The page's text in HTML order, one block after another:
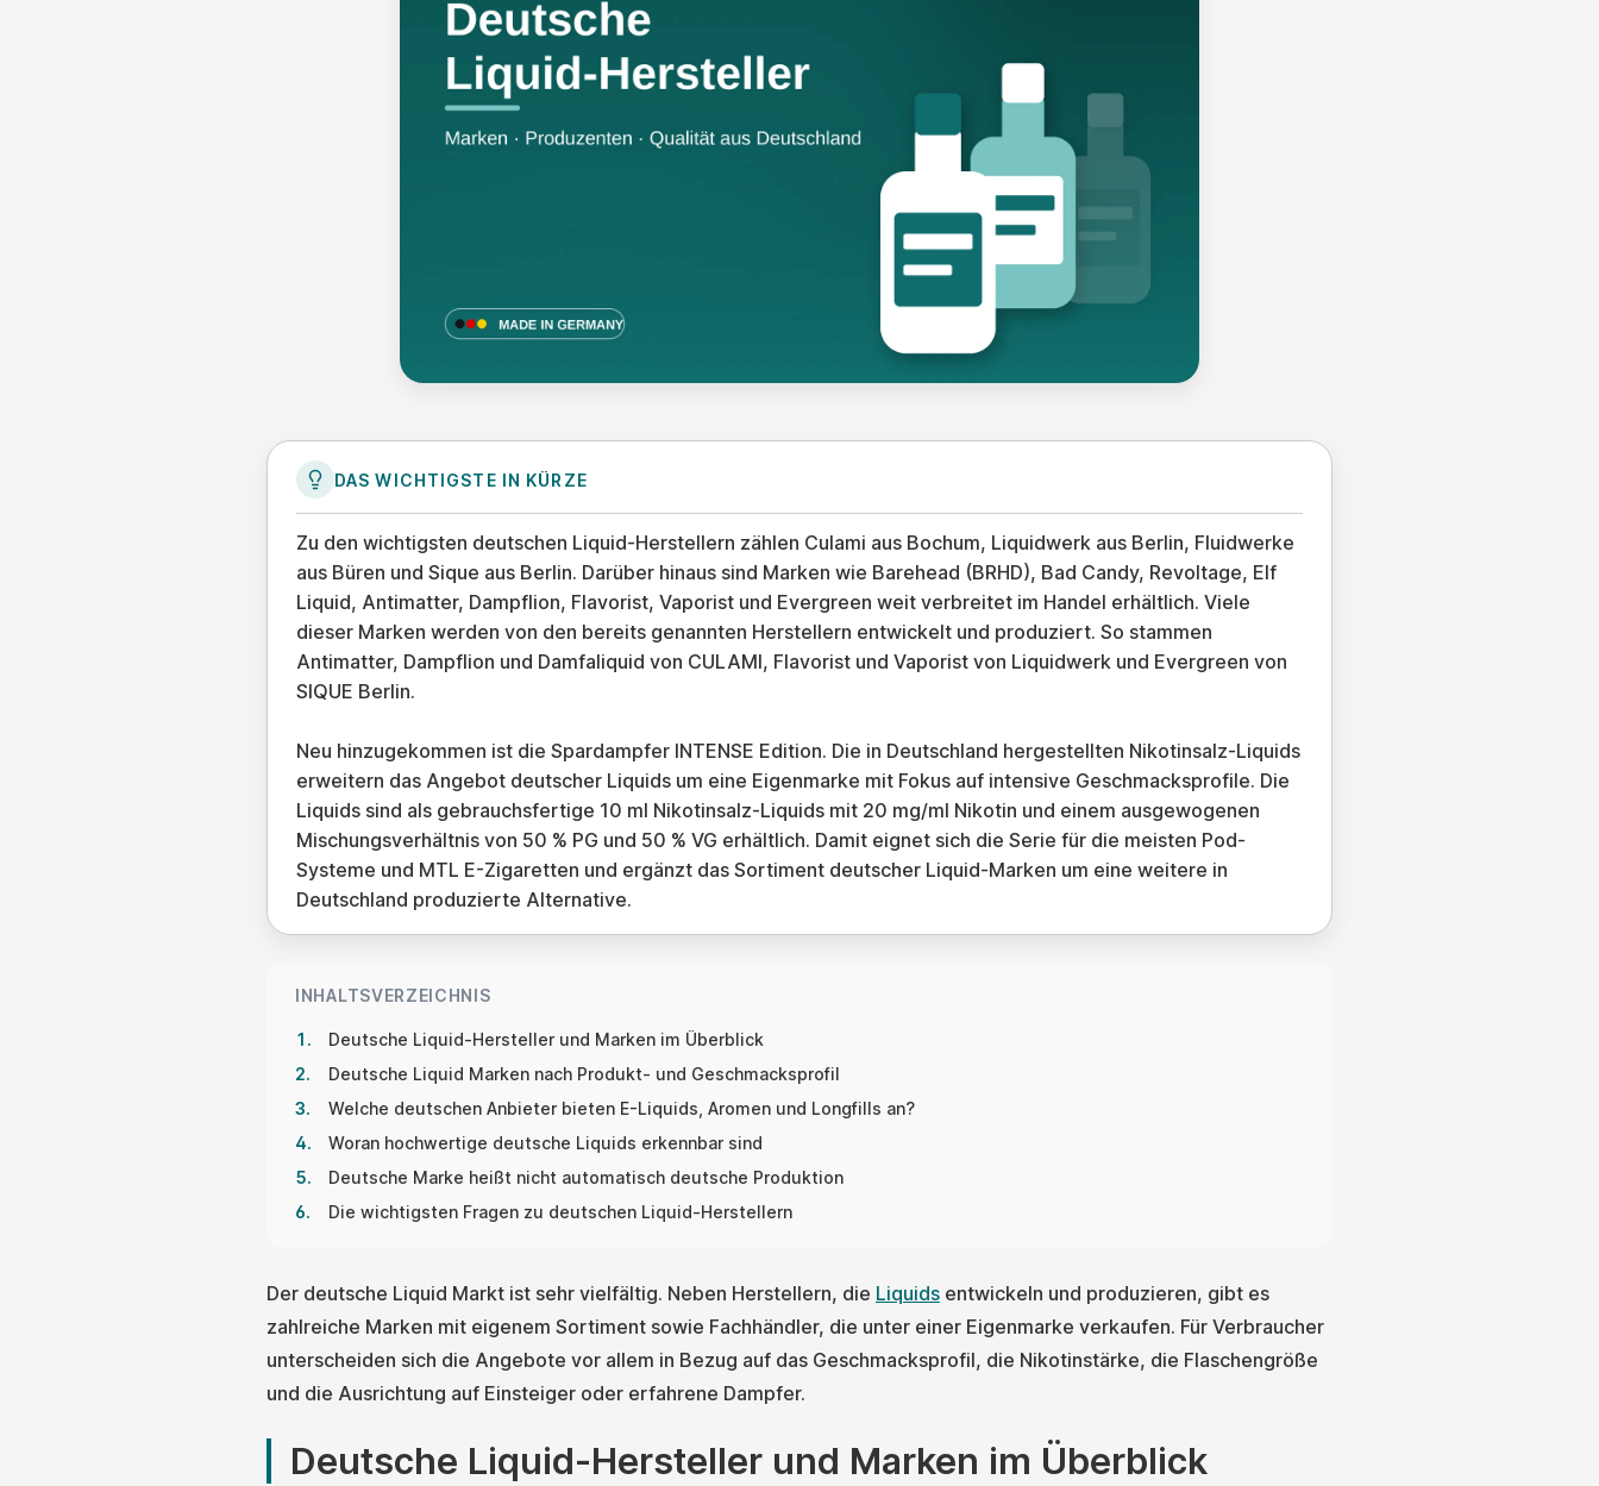
DAS WICHTIGSTE IN KÜRZE
Zu den wichtigsten deutschen Liquid-Herstellern zählen Culami aus Bochum, Liquidwerk aus Berlin, Fluidwerke
aus Büren und Sique aus Berlin. Darüber hinaus sind Marken wie Barehead (BRHD), Bad Candy, Revoltage, Elf
Liquid, Antimatter, Dampflion, Flavorist, Vaporist und Evergreen weit verbreitet im Handel erhältlich. Viele
dieser Marken werden von den bereits genannten Herstellern entwickelt und produziert. So stammen
Antimatter, Dampflion und Damfaliquid von CULAMI, Flavorist und Vaporist von Liquidwerk und Evergreen von
SIQUE Berlin.
Neu hinzugekommen ist die Spardampfer INTENSE Edition. Die in Deutschland hergestellten Nikotinsalz-Liquids
erweitern das Angebot deutscher Liquids um eine Eigenmarke mit Fokus auf intensive Geschmacksprofile. Die
Liquids sind als gebrauchsfertige 10 ml Nikotinsalz-Liquids mit 20 mg/ml Nikotin und einem ausgewogenen
Mischungsverhältnis von 50 % PG und 50 % VG erhältlich. Damit eignet sich die Serie für die meisten Pod-
Systeme und MTL E-Zigaretten und ergänzt das Sortiment deutscher Liquid-Marken um eine weitere in
Deutschland produzierte Alternative.
INHALTSVERZEICHNIS
Deutsche Liquid-Hersteller und Marken im Überblick
Deutsche Liquid Marken nach Produkt- und Geschmacksprofil
Welche deutschen Anbieter bieten E-Liquids, Aromen und Longfills an?
Woran hochwertige deutsche Liquids erkennbar sind
Deutsche Marke heißt nicht automatisch deutsche Produktion
Die wichtigsten Fragen zu deutschen Liquid-Herstellern
Der deutsche Liquid Markt ist sehr vielfältig. Neben Herstellern, die Liquids entwickeln und produzieren, gibt es
zahlreiche Marken mit eigenem Sortiment sowie Fachhändler, die unter einer Eigenmarke verkaufen. Für Verbraucher
unterscheiden sich die Angebote vor allem in Bezug auf das Geschmacksprofil, die Nikotinstärke, die Flaschengröße
und die Ausrichtung auf Einsteiger oder erfahrene Dampfer.
Deutsche Liquid-Hersteller und Marken im Überblick